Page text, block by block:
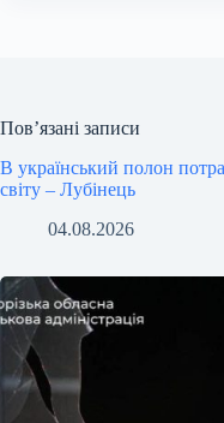
Пов’язані записи
В український полон
світу – Лубінець
04.08.2026